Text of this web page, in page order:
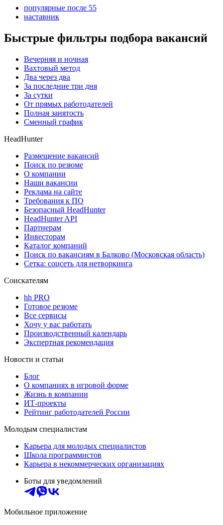
популярные после 55
наставник
Быстрые фильтры подбора вакансий
Вечерняя и ночная
Вахтовый метод
Два через два
За последние три дня
За сутки
От прямых работодателей
Полная занятость
Сменный график
HeadHunter
Размещение вакансий
Поиск по резюме
О компании
Наши вакансии
Реклама на сайте
Требования к ПО
Безопасный HeadHunter
HeadHunter API
Партнерам
Инвесторам
Каталог компаний
Поиск по вакансиям в Балково (Московская область)
Сетка: соцсеть для нетворкинга
Соискателям
hh PRO
Готовое резюме
Все сервисы
Хочу у вас работать
Производственный календарь
Экспертная рекомендация
Новости и статьи
Блог
О компаниях в игровой форме
Жизнь в компании
ИТ-проекты
Рейтинг работодателей России
Молодым специалистам
Карьера для молодых специалистов
Школа программистов
Карьера в некоммерческих организациях
Боты для уведомлений
Мобильное приложение